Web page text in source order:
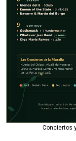
Conciertos